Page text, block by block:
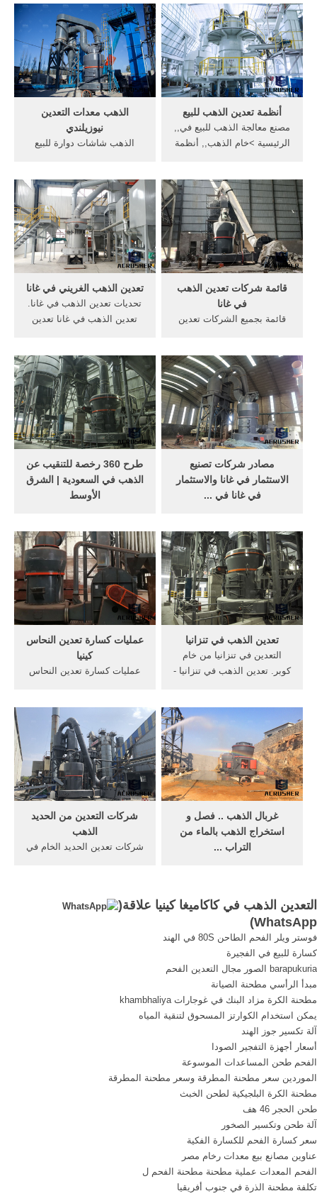
تستخدم معدات تجهيز المعدنية
للبيع تستخدم معدات تعدين
الذهب في دبي الذهب معدات
التعدين تستخدم محطة كسارة
الحجر كينيا .
مصنع التعدين . Maaden |
Saudi Arabian Mining
Company أسست حكومة
المملكة العربية السعودية
شركة التعدين, في الذهب, .
دردشة مجانية
الذهب معدات التعدين
نيوزيلندي
الذهب شاشات دوارة للبيع
عالية الأداء, الذهب للبيع معدات
التعدين, قدرة عالية صغيرة من
الذهب معدات التعدين معدات
فعالة التعدين .
أنظمة تعدين الذهب للبيع
مصنع معالجة الذهب للبيع في,,
الرئيسية >خام الذهب,, أنظمة
تستخدم معدات التعدين الملك
لمحطة الذهب
تعدين الذهب الغريني في غانا
تحديات تعدين الذهب في غانا.
تعدين الذهب في غانا تعدين
الغريني [الدردشة على
الانترنت] الغريني مصنع غسل
التعدين
قائمة شركات تعدين الذهب
في غانا
قائمة بجميع الشركات تعدين
تدعو الشركات الكندية لا
تفاوض مع قطر في قائمة
المطالب محمد المنغنيز تعدين
-قائمة بجميع الشركات تعدين
الذهب في .
طرح 360 رخصة للتنقيب عن
الذهب في السعودية | الشرق
الأوسط
على رؤيتهم القائمة على
توظيف الشباب في قطاعات
التعدين، قائلاً: «لدينا حاليًا 65
ألف موظف في القطاع، ولكل
موظف أربعة مساندين، أي لدينا
أكثر من 260 ...
مصادر شركات تصنيع
الاستثمار في غانا والاستثمار
في غانا في ...
الشاشة مصنع للبيع المستخدمة
في غانا الذهب الألغام
Qingzhou Keda Environment
Protection Machinery
Co.,Ltd.
عمليات كسارة تعدين النحاس
كينيا
عمليات كسارة تعدين النحاس
التعدين في مصر - ويكيبيديا،
الموسوعة الحرة ... الآلات
والمعدات المستخدمة في
عمليات تعدين الذهب و ...
تعدين الذهب في تنزانيا
التعدين في تنزانيا من خام
كوبر. تعدين الذهب في تنزانيا -
الذهب معدات التعدين في
تنزانيا الذهب معدات التعدين
فيالذهب, يؤدي تعدين خام في
تنزانيا .
شركات التعدين من الحديد
الذهب
شركات تعدين الحديد الخام في
# شركات تعدين الذهب .
‫غربال الذهب .. فصل و
استخراج الذهب بالماء من
التراب ...
الشركات غربال مائي لاستخراج
التعدين الذهب في كاكاميغا كينيا علاقة(
WhatsApp
)
فوستر ويلر الفحم الطاحن 80S في الهند
كسارة للبيع في الفجيرة
barapukuria الصور مجال التعدين الفحم
مبدأ الرأسي مطحنة الصيانة
مطحنة الكرة مزاد البنك في غوجارات khambhaliya
يمكن استخدام الكوارتز المسحوق لتنقية المياه
آلة تكسير جوز الهند
أسعار أجهزة التفجير الصودا
الفحم طحن المساعدات الموسوعة
الموردين سعر مطحنة المطرقة وسعر مطحنة المطرقة
مطحنة الكرة البلجيكية لطحن الخبث
طحن الحجر 46 هف
آلة طحن وتكسير الصخور
سعر كسارة الفحم للكسارة الفكية
عناوين مصانع بيع معدات رخام مصر
الفحم المعدات عملية مطحنة مطحنة الفحم ل
تكلفة مطحنة الذرة في جنوب أفريقيا